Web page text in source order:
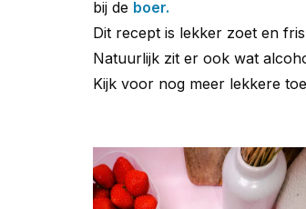
bij de boer.
Dit recept is lekker zoet en
Natuurlijk zit er ook wat
Kijk voor nog meer lekkere